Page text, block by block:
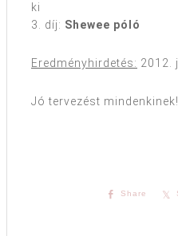
ki
3. díj: Shewee póló
Eredményhirdetés: 2012.
Jó tervezést
Share